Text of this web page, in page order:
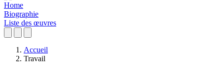
Home
Biographie
Liste des œuvres
Accueil
Travail